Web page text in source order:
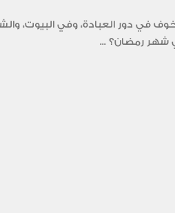
دور العبادة، وفي البيوت،
شهر رمضان؟ ...